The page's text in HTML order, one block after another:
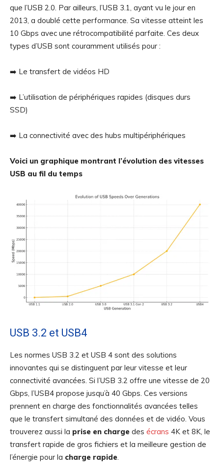
que l’USB 2.0. Par ailleurs, l’USB 3.1, ayant vu le jour en
2013, a doublé cette performance. Sa vitesse atteint les
10 Gbps avec une rétrocompatibilité parfaite. Ces deux
types d’USB sont couramment utilisés pour :
➡️ Le transfert de vidéos HD
➡️ L’utilisation de périphériques rapides (disques durs
SSD)
➡️ La connectivité avec des hubs multipériphériques
Voici un graphique montrant l’évolution des vitesses
USB au fil du temps
USB 3.2 et USB4
Les normes USB 3.2 et USB 4 sont des solutions
innovantes qui se distinguent par leur vitesse et leur
connectivité avancées. Si l’USB 3.2 offre une vitesse de 20
Gbps, l’USB4 propose jusqu’à 40 Gbps. Ces versions
prennent en charge des fonctionnalités avancées telles
que le transfert simultané des données et de vidéo. Vous
trouverez aussi la prise en charge des écrans 4K et 8K, le
transfert rapide de gros fichiers et la meilleure gestion de
l’énergie pour la charge rapide.